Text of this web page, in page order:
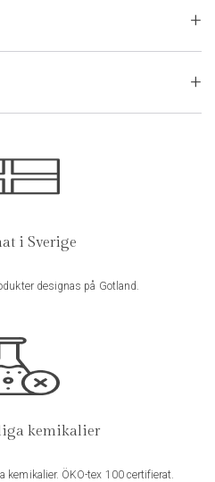
mjukt linnetyg
än.
publiceras.Obligatoriska fält är
i Sverige
designas på Gotland.
kemikalier
kemikalier. ÖKO-tex 100 certifierat.